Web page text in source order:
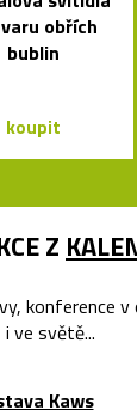
obřích
bublin
koupit
Z
konference
i ve světě...
Kaws